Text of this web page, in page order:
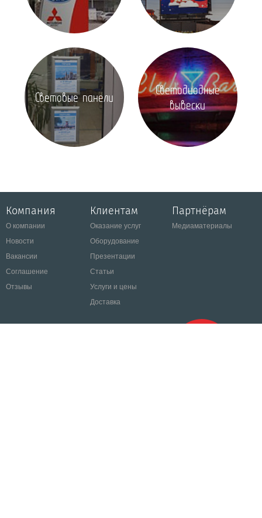
Световые панели
Светодиодные
вывески
Компания
О компании
Новости
Вакансии
Соглашение
Отзывы
Клиентам
Оказание услуг
Оборудование
Презентации
Статьи
Услуги и цены
Доставка
Партнёрам
Медиаматериалы